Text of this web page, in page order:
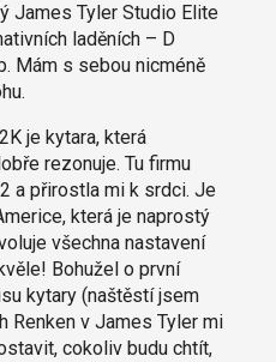
James Tyler Studio Elite
laděních – D
Mám s sebou nicméně
je kytara, která
rezonuje. Tu firmu
a přirostla mi k srdci. Je
která je naprostý
všechna nastavení
Bohužel o první
kytary (naštěstí jsem
Renken v James Tyler mi
cokoliv budu chtít,